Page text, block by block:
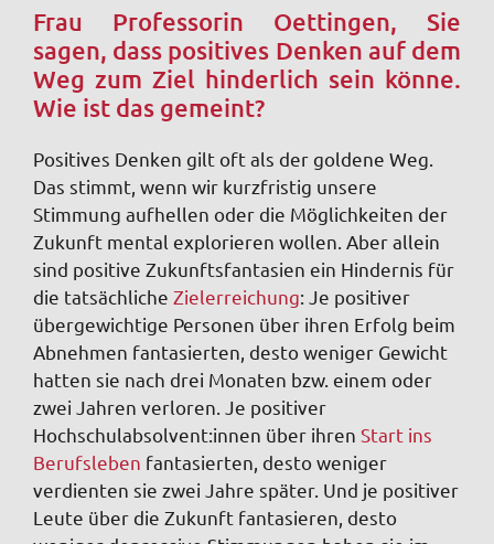
Frau Professorin Oettingen, Sie
sagen, dass positives Denken auf dem
Weg zum Ziel hinderlich sein könne.
Wie ist das gemeint?
Positives Denken gilt oft als der goldene Weg.
Das stimmt, wenn wir kurzfristig unsere
Stimmung aufhellen oder die Möglichkeiten der
Zukunft mental explorieren wollen. Aber allein
sind positive Zukunftsfantasien ein Hindernis für
die tatsächliche Zielerreichung: Je positiver
übergewichtige Personen über ihren Erfolg beim
Abnehmen fantasierten, desto weniger Gewicht
hatten sie nach drei Monaten bzw. einem oder
zwei Jahren verloren. Je positiver
Hochschulabsolvent:innen über ihren Start ins
Berufsleben fantasierten, desto weniger
verdienten sie zwei Jahre später. Und je positiver
Leute über die Zukunft fantasieren, desto